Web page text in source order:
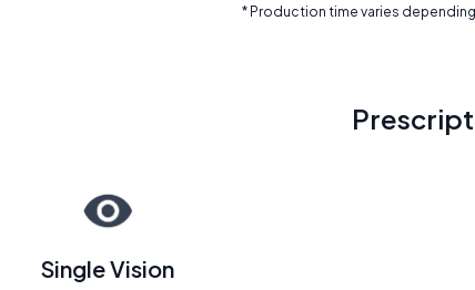
* Production time varies
Single Vision